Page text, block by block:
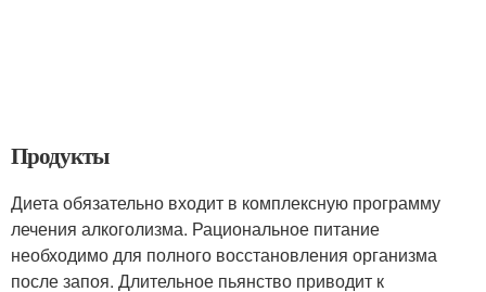
Продукты
Диета обязательно входит в комплексную программу
лечения алкоголизма. Рациональное питание
необходимо для полного восстановления организма
после запоя. Длительное пьянство приводит к